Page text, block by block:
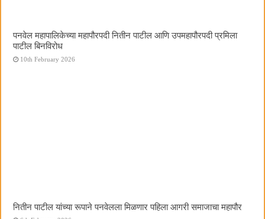
पनवेल महापालिकेच्या महापौरपदी नितीन पाटील आणि उपमहापौरपदी प्रमिला
पाटील बिनविरोध
10th February 2026
नितीन पाटील यांच्या रूपाने पनवेलला मिळणार पहिला आगरी समाजाचा महापौर